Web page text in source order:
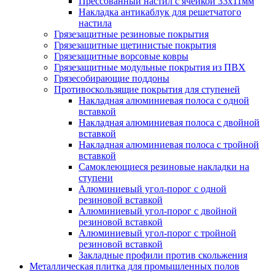
Накладка антикаблук для решетчатого
настила
Грязезащитные резиновые покрытия
Грязезащитные щетинистые покрытия
Грязезащитные ворсовые ковры
Грязезащитные модульные покрытия из ПВХ
Грязесобирающие поддоны
Противоскользящие покрытия для ступеней
Накладная алюминиевая полоса с одной
вставкой
Накладная алюминиевая полоса с двойной
вставкой
Накладная алюминиевая полоса с тройной
вставкой
Самоклеющиеся резиновые накладки на
ступени
Алюминиевый угол-порог с одной
резиновой вставкой
Алюминиевый угол-порог с двойной
резиновой вставкой
Алюминиевый угол-порог с тройной
резиновой вставкой
Закладные профили против скольжения
Металлическая плитка для промышленных полов